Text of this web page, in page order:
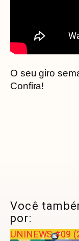
O seu giro
Confira!
Você
por:
UNINEWS #09